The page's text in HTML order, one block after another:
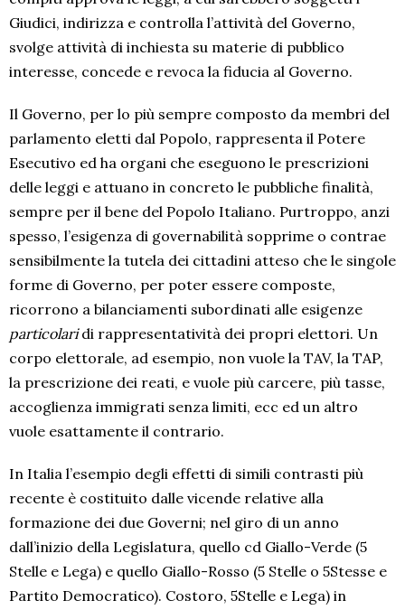
Giudici, indirizza e controlla l’attività del Governo,
svolge attività di inchiesta su materie di pubblico
interesse, concede e revoca la fiducia al Governo.
Il Governo, per lo più sempre composto da membri del
parlamento eletti dal Popolo, rappresenta il Potere
Esecutivo ed ha organi che eseguono le prescrizioni
delle leggi e attuano in concreto le pubbliche finalità,
sempre per il bene del Popolo Italiano. Purtroppo, anzi
spesso, l’esigenza di governabilità sopprime o contrae
sensibilmente la tutela dei cittadini atteso che le singole
forme di Governo, per poter essere composte,
ricorrono a bilanciamenti subordinati alle esigenze
particolaridi rappresentatività dei propri elettori. Un
corpo elettorale, ad esempio, non vuole la TAV, la TAP,
la prescrizione dei reati, e vuole più carcere, più tasse,
accoglienza immigrati senza limiti, ecc ed un altro
vuole esattamente il contrario.
In Italia l’esempio degli effetti di simili contrasti più
recente è costituito dalle vicende relative alla
formazione dei due Governi; nel giro di un anno
dall’inizio della Legislatura, quello cd Giallo-Verde (5
Stelle e Lega) e quello Giallo-Rosso (5 Stelle o 5Stesse e
Partito Democratico). Costoro, 5Stelle e Lega) in